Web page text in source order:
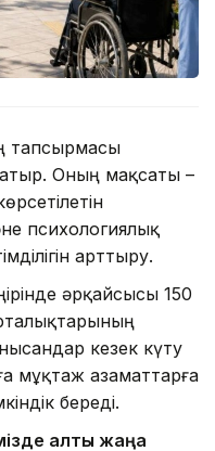
тапсырмасы
Оның мақсаты –
психологиялық
арттыру.
әрқайсысы 150
кезек күту
мұқтаж азаматтарға
береді.
алты жаңа